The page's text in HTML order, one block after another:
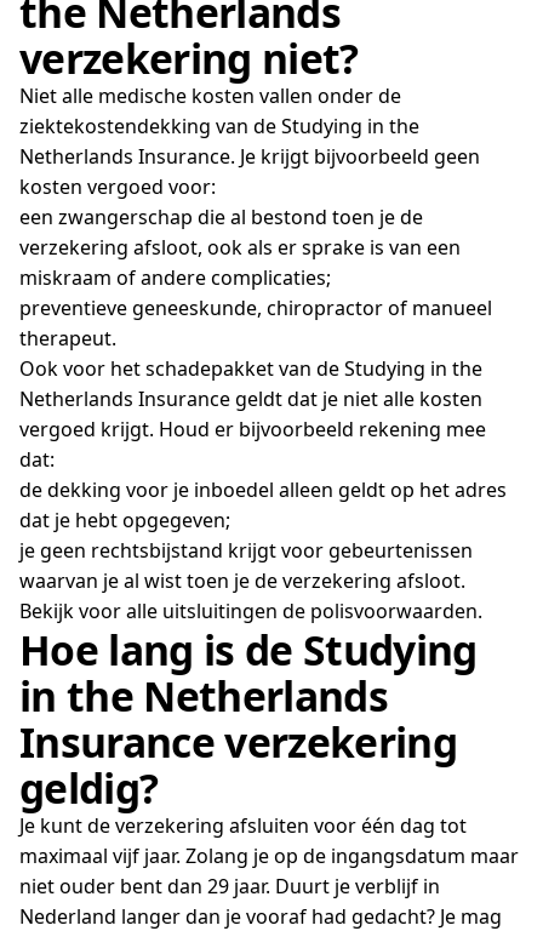
the Netherlands
verzekering niet?
Niet alle medische kosten vallen onder de
ziektekostendekking van de Studying in the
Netherlands Insurance. Je krijgt bijvoorbeeld geen
kosten vergoed voor:
een zwangerschap die al bestond toen je de
verzekering afsloot, ook als er sprake is van een
miskraam of andere complicaties;
preventieve geneeskunde, chiropractor of manueel
therapeut.
Ook voor het schadepakket van de Studying in the
Netherlands Insurance geldt dat je niet alle kosten
vergoed krijgt. Houd er bijvoorbeeld rekening mee
dat:
de dekking voor je inboedel alleen geldt op het adres
dat je hebt opgegeven;
je geen rechtsbijstand krijgt voor gebeurtenissen
waarvan je al wist toen je de verzekering afsloot.
Bekijk voor alle uitsluitingen de polisvoorwaarden.
Hoe lang is de Studying
in the Netherlands
Insurance verzekering
geldig?
Je kunt de verzekering afsluiten voor één dag tot
maximaal vijf jaar. Zolang je op de ingangsdatum maar
niet ouder bent dan 29 jaar. Duurt je verblijf in
Nederland langer dan je vooraf had gedacht? Je mag